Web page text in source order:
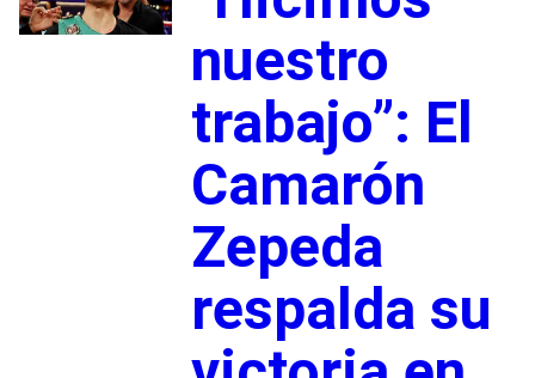
nuestro
trabajo”: El
Camarón
Zepeda
respalda su